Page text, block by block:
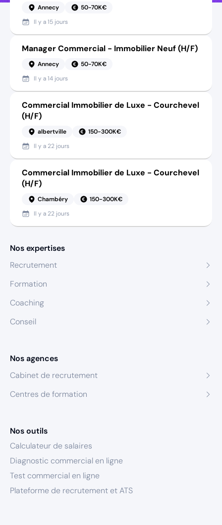
Annecy
50-70K€
Il y a15 jours
Manager Commercial - Immobilier Neuf (H/F)
Annecy
50-70K€
Il y a14 jours
Commercial Immobilier de Luxe - Courchevel
(H/F)
albertville
150-300K€
Il y a 22 jours
Commercial Immobilier de Luxe - Courchevel
(H/F)
Chambéry
150-300K€
Il y a 22 jours
Nos expertises
Recrutement
Formation
Coaching
Conseil
Nos agences
Cabinet de recrutement
Centres de formation
Nos outils
Calculateur de salaires
Diagnostic commercial en ligne
Test commercial en ligne
Plateforme de recrutement et ATS